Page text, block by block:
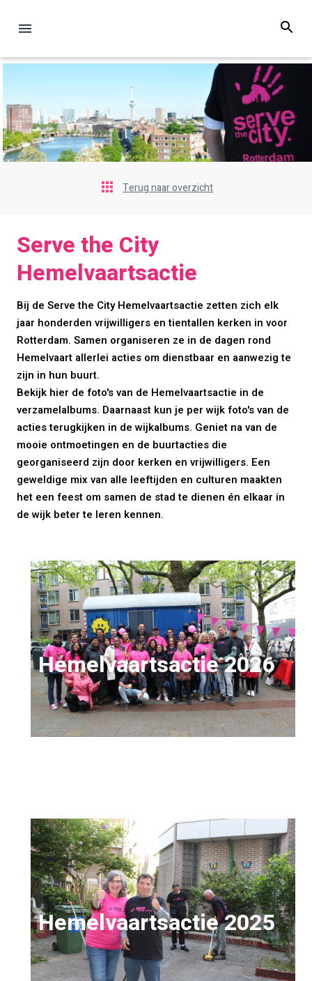
Terug naar overzicht
Serve the City
Hemelvaartsactie
Bij de Serve the City Hemelvaartsactie zetten zich elk
jaar honderden vrijwilligers en tientallen kerken in voor
Rotterdam. Samen organiseren ze in de dagen rond
Hemelvaart allerlei acties om dienstbaar en aanwezig te
zijn in hun buurt.
Bekijk hier de foto's van de Hemelvaartsactie in de
verzamelalbums. Daarnaast kun je per wijk foto's van de
acties terugkijken in de wijkalbums. Geniet na van de
mooie ontmoetingen en de buurtacties die
georganiseerd zijn door kerken en vrijwilligers. Een
geweldige mix van alle leeftijden en culturen maakten
het een feest om samen de stad te dienen én elkaar in
de wijk beter te leren kennen.
Hemelvaartsactie 2026
Hemelvaartsactie 2025